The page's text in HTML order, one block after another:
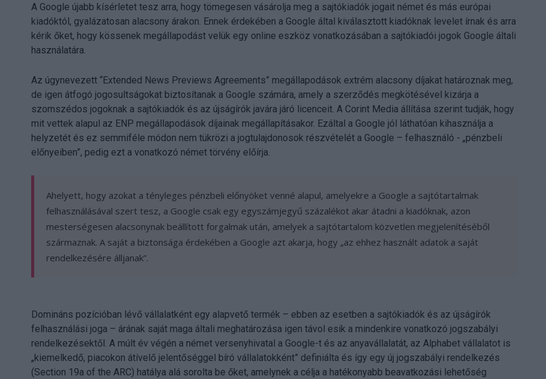
A Google újabb kísérletet tesz arra, hogy tömegesen vásárolja meg a sajtókiadók jogait német és más európai
kiadóktól, gyalázatosan alacsony árakon. Ennek érdekében a Google által kiválasztott kiadóknak levelet írnak és arra
kérik őket, hogy kössenek megállapodást velük egy online eszköz vonatkozásában a sajtókiadói jogok Google általi
használatára.
Az úgynevezett “Extended News Previews Agreements” megállapodások extrém alacsony díjakat határoznak meg,
de igen átfogó jogosultságokat biztosítanak a Google számára, amely a szerződés megkötésével kizárja a
szomszédos jogoknak a sajtókiadók és az újságírók javára járó licenceit. A Corint Media állítása szerint tudják, hogy
mit vettek alapul az ENP megállapodások díjainak megállapításakor. Ezáltal a Google jól láthatóan kihasználja a
helyzetét és ez semmiféle módon nem tükrözi a jogtulajdonosok részvételét a Google – felhasználó - „pénzbeli
előnyeiben”, pedig ezt a vonatkozó német törvény előírja.
Ahelyett, hogy azokat a tényleges pénzbeli előnyöket venné alapul, amelyekre a Google a sajtótartalmak
felhasználásával szert tesz, a Google csak egy egyszámjegyű százalékot akar átadni a kiadóknak, azon
mesterségesen alacsonynak beállított forgalmak után, amelyek a sajtótartalom közvetlen megjelenítéséből
származnak. A saját a biztonsága érdekében a Google azt akarja, hogy „az ehhez használt adatok a saját
rendelkezésére álljanak”.
Domináns pozícióban lévő vállalatként egy alapvető termék – ebben az esetben a sajtókiadók és az újságírók
felhasználási joga – árának saját maga általi meghatározása igen távol esik a mindenkire vonatkozó jogszabályi
rendelkezésektől. A múlt év végén a német versenyhivatal a Google-t és az anyavállalatát, az Alphabet vállalatot is
„kiemelkedő, piacokon átívelő jelentőséggel bíró vállalatokként” definiálta és így egy új jogszabályi rendelkezés
(Section 19a of the ARC) hatálya alá sorolta be őket, amelynek a célja a hatékonyabb beavatkozási lehetőség